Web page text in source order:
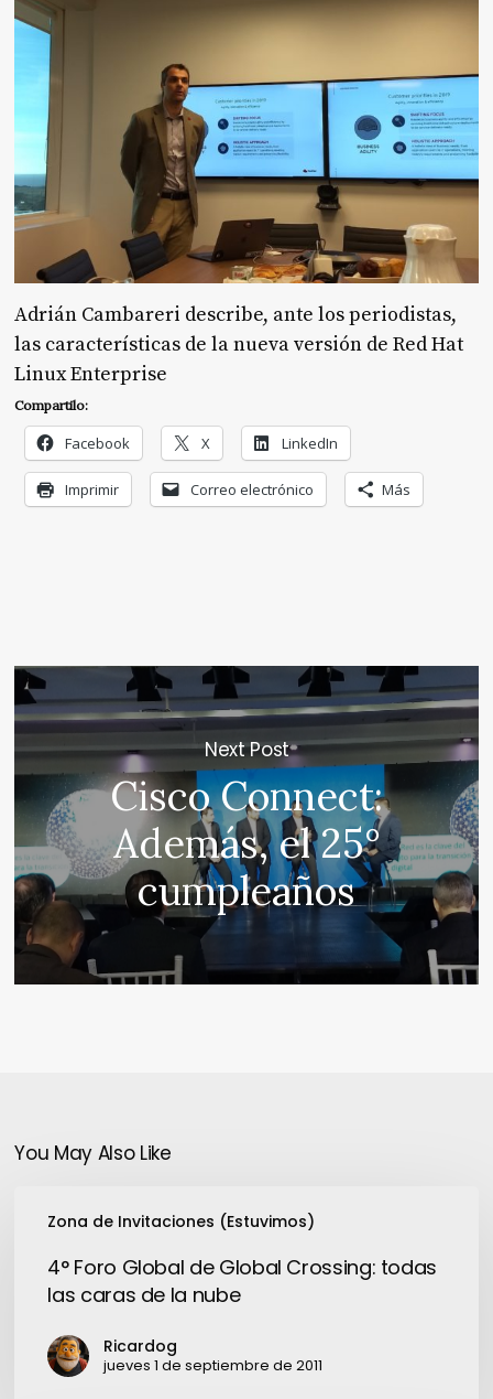
Adrián Cambareri describe, ante los periodistas,
las características de la nueva versión de Red Hat
Linux Enterprise
Compartilo:
Facebook X LinkedIn
Imprimir Correo electrónico Más
Next Post
Cisco Connect:
Además, el 25°
cumpleaños
You May Also Like
Zona de Invitaciones (Estuvimos)
Global
Crossing:
todas
4° Foro Global de Global Crossing: todas
las caras de la nube
Ricardog
jueves 1 de septiembre de 2011